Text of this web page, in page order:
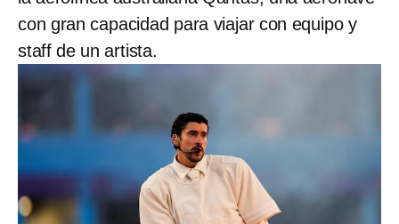
con gran capacidad para viajar con equipo y
staff de un artista.